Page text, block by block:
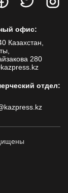
офис:
Казахстан,
280
отдел: